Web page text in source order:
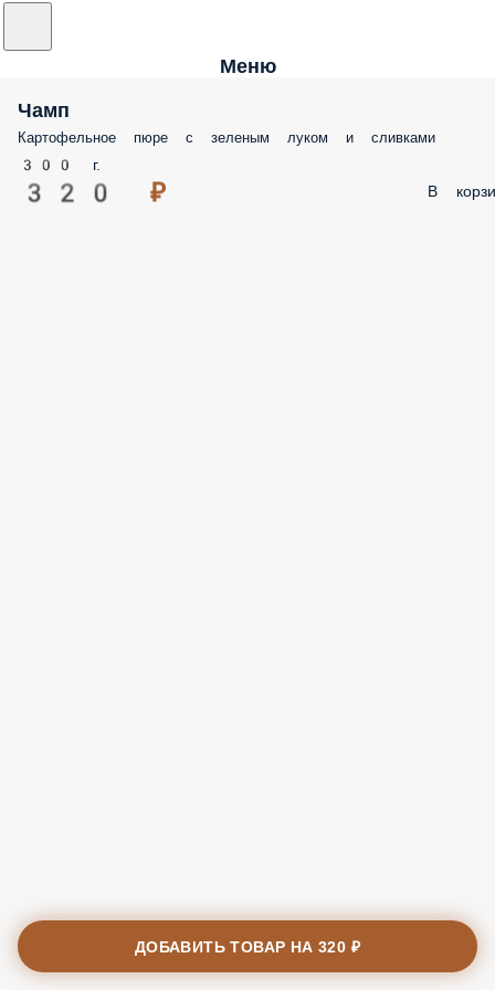
Меню
Чамп
Картофельное пюре с зеленым луком и сливками
300 г.
320 ₽ В
ДОБАВИТЬ ТОВАР НА320 ₽